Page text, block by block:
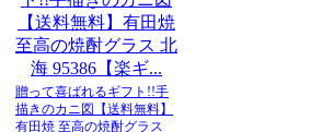
贈って喜ばれるギフト!!手
描きのカニ図【送料無料】
有田焼 至高の焼酎グラス